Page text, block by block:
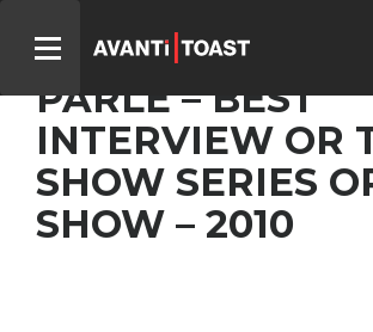
TOUT LE MONDE
PARLE – BEST
INTERVIEW OR
SHOW SERIES
SHOW – 2010